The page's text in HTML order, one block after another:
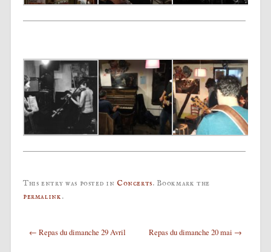
This entry was posted in Concerts. Bookmark the
permalink.
Post navigation
← Repas du dimanche 29 Avril Repas du dimanche 20 mai →